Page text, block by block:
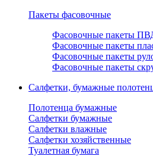
Пакеты фасовочные
Фасовочные пакеты
Фасовочные пакеты
Фасовочные пакеты
Фасовочные пакеты
Салфетки, бумажные
Полотенца бумажные
Салфетки бумажные
Салфетки влажные
Салфетки хозяйственные
Туалетная бумага